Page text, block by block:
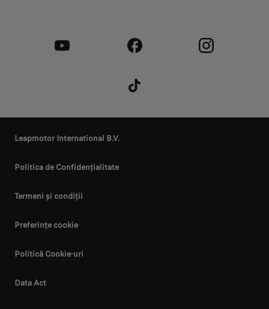
Leapmotor International B.V.
Politica de Confidențialitate
Termeni și condiții
Preferințe cookie
Politică Cookie-uri
Data Act